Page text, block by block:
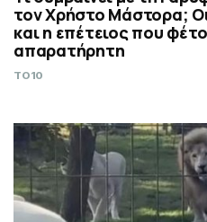
τον Χρήστο Μάστορα;
και η επέτειος που
απαρατήρητη
TO10